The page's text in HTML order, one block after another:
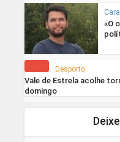
«O
Desporto
Vale de Estrela acolhe
domingo